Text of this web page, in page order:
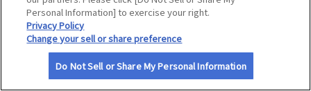
ログインのうえご確認ください。ご利
です。
魚民 浦安駅前店
飲食代10％割引
ログインのうえご確認ください。ご利
用にはJAFアプリのインストールが必要
です。
店舗数2件
Personal Information] to exercise your right.
Privacy Policy
Change your sell or share preference
Do Not Sell or Share My Personal Information